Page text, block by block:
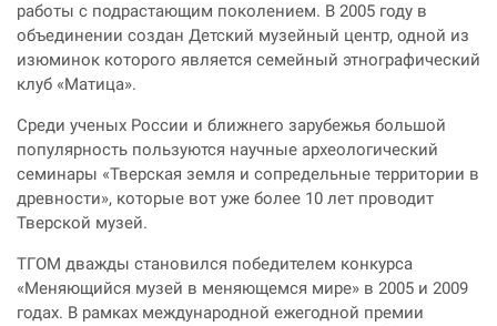
работы с подрастающим поколением. В 2005 году в
объединении создан Детский музейный центр, одной из
изюминок которого является семейный этнографический
клуб «Матица».
Среди ученых России и ближнего зарубежья большой
популярность пользуются научные археологический
семинары «Тверская земля и сопредельные территории в
древности», которые вот уже более 10 лет проводит
Тверской музей.
ТГОМ дважды становился победителем конкурса
«Меняющийся музей в меняющемся мире» в 2005 и 2009
годах. В рамках международной ежегодной премии